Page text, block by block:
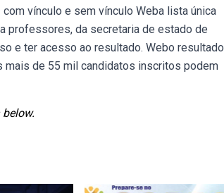
vínculo e sem vínculo Weba lista única
professores, da secretaria de estado de
e ter acesso ao resultado. Webo resultado
de 55 mil candidatos inscritos podem